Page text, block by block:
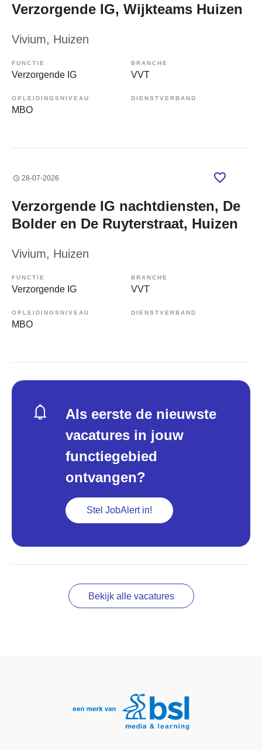
Verzorgende IG, Wijkteams Huizen
Vivium, Huizen
FUNCTIE
Verzorgende IG
BRANCHE
VVT
OPLEIDINGSNIVEAU
MBO
DIENSTVERBAND
28-07-2026
Verzorgende IG nachtdiensten, De
Bolder en De Ruyterstraat, Huizen
Vivium, Huizen
FUNCTIE
Verzorgende IG
BRANCHE
VVT
OPLEIDINGSNIVEAU
MBO
DIENSTVERBAND
Als eerste de nieuwste
vacatures in jouw
functiegebied
ontvangen?
Stel JobAlert in!
Bekijk alle vacatures